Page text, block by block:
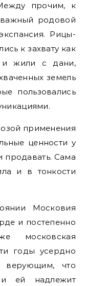
прочим, к
родовой
Рицы-
к захвату как
и жили с дани,
земель
пользовались
применения
ценности у
продавать. Сама
и в тонкости
Московия
и постепенно
московская
годы усердно
верующим, что
ей надлежит